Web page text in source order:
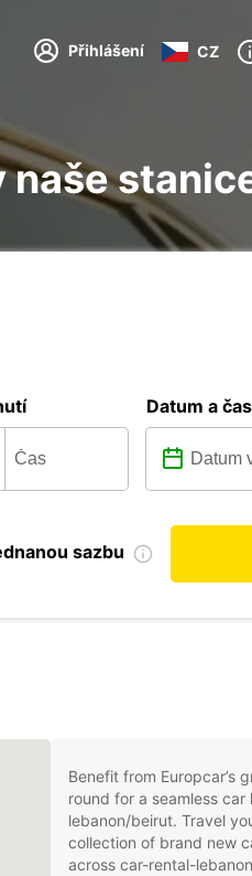
Přihlášení CZ
naše
Datum a
sazbu
Benefit from Europcar’s
round for a seamless
lebanon/beirut. Travel
collection of brand new
across car-rental-